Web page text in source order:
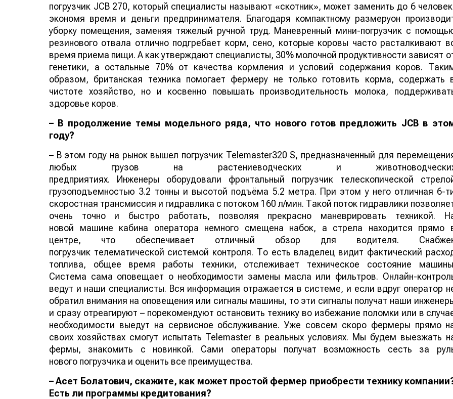
погрузчик JCB 270, который специалисты называют «скотник», может заменить до 6
экономя время и деньги предпринимателя. Благодаря компактному размеруон
уборку помещения, заменяя тяжелый ручной труд. Маневренный мини-погрузчик с
резинового отвала отлично подгребает корм, сено, которые коровы часто расталкивают
время приема пищи. А как утверждают специалисты, 30% молочной продуктивности зависят
генетики, а остальные 70% от качества кормления и условий содержания коров.
образом, британская техника помогает фермеру не только готовить корма, содержать
чистоте хозяйство, но и косвенно повышать производительность молока,
здоровье коров.
– В продолжение темы модельного ряда, что нового готов предложить JCB в
году?
– В этом году на рынок вышел погрузчик Telemaster320 S, предназначенный для
любых грузов на растениеводческих и
предприятиях. Инженеры оборудовали фронтальный погрузчик телескопической
грузоподъемностью 3.2 тонны и высотой подъёма 5.2 метра. При этом у него отличная 6-
скоростная трансмиссия и гидравлика с потоком 160 л/мин. Такой поток гидравлики
очень точно и быстро работать, позволяя прекрасно маневрировать техникой.
новой машине кабина оператора немного смещена набок, а стрела находится прямо
центре, что обеспечивает отличный обзор для водителя.
погрузчик телематической системой контроля. То есть владелец видит фактический
топлива, общее время работы техники, отслеживает техническое состояние
Система сама оповещает о необходимости замены масла или фильтров. Онлайн-
ведут и наши специалисты. Вся информация отражается в системе, и если вдруг оператор
обратил внимания на оповещения или сигналы машины, то эти сигналы получат наши
и сразу отреагируют – порекомендуют остановить технику во избежание поломки или в
необходимости выедут на сервисное обслуживание. Уже совсем скоро фермеры прямо
своих хозяйствах смогут испытать Telemaster в реальных условиях. Мы будем выезжать
фермы, знакомить с новинкой. Сами операторы получат возможность сесть за
нового погрузчика и оценить все преимущества.
– Асет Болатович, скажите, как может простой фермер приобрести технику
Есть ли программы кредитования?